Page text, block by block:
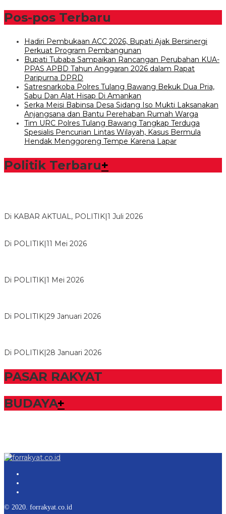
Pos-pos Terbaru
Hadiri Pembukaan ACC 2026, Bupati Ajak Bersinergi
Perkuat Program Pembangunan
Bupati Tubaba Sampaikan Rancangan Perubahan KUA-
PPAS APBD Tahun Anggaran 2026 dalam Rapat
Paripurna DPRD
Satresnarkoba Polres Tulang Bawang Bekuk Dua Pria,
Sabu Dan Alat Hisap Di Amankan
Serka Meisi Babinsa Desa Sidang Iso Mukti Laksanakan
Anjangsana dan Bantu Perehaban Rumah Warga
Tim URC Polres Tulang Bawang Tangkap Terduga
Spesialis Pencurian Lintas Wilayah, Kasus Bermula
Hendak Menggoreng Tempe Karena Lapar
Politik Terbaru+
Di KABAR AKTUAL, POLITIK 1 Juli 2026
Di POLITIK 11 Mei 2026
Di POLITIK 1 Mei 2026
Di POLITIK 29 Januari 2026
Di POLITIK 28 Januari 2026
PASAR RAKYAT
BUDAYA+
© 2020. forrakyat.co.id